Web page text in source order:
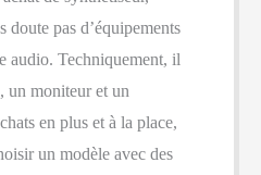
doute pas d’équipements
audio. Techniquement, il
un moniteur et un
en plus et à la place,
un modèle avec des